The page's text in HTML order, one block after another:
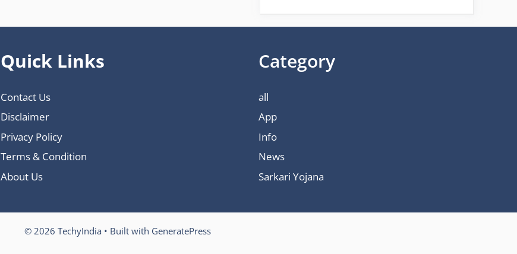
Quick Links
Contact Us
Disclaimer
Privacy Policy
Terms & Condition
About Us
Category
all
App
Info
News
Sarkari Yojana
© 2026 TechyIndia • Built with GeneratePress